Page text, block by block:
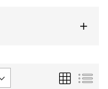
Lưới